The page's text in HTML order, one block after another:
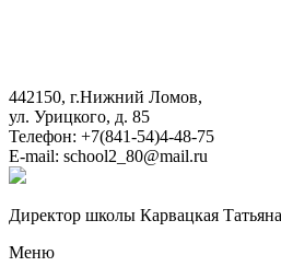
442150, г.Нижний Ломов,
ул. Урицкого, д. 85
Телефон: +7(841-54)4-48-75
E-mail: school2_80@mail.ru
Директор школы Карвацкая
Меню